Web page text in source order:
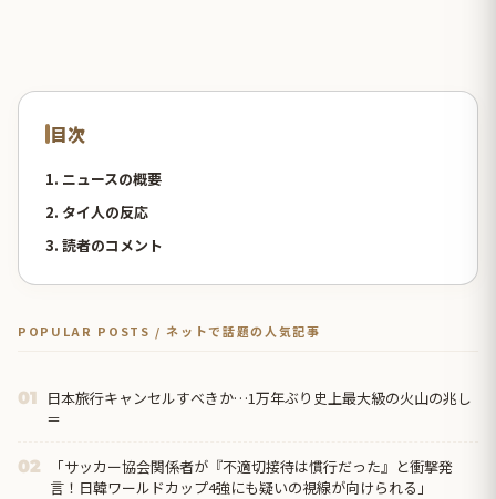
目次
1. ニュースの概要
2. タイ人の反応
3. 読者のコメント
POPULAR POSTS / ネットで話題の人気記事
01
日本旅行キャンセルすべきか…1万年ぶり史上最大級の火山の兆し
＝
02
「サッカー協会関係者が『不適切接待は慣行だった』と衝撃発
言！日韓ワールドカップ4強にも疑いの視線が向けられる」